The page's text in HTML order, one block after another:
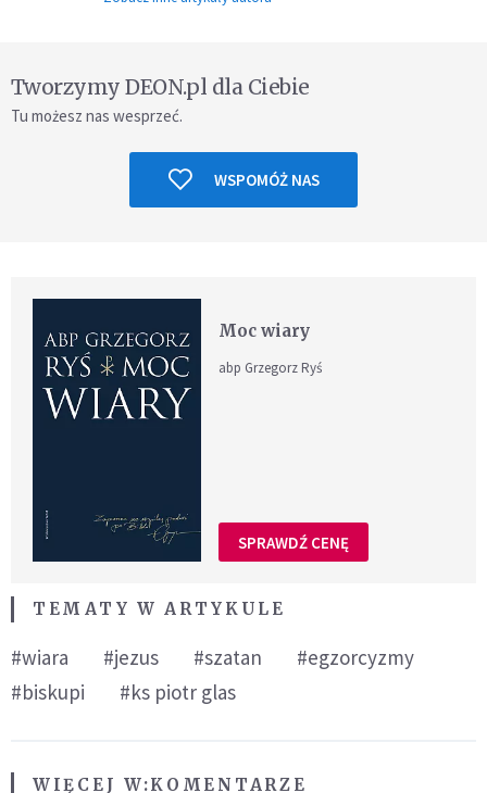
Tworzymy DEON.pl dla Ciebie
Tu możesz nas wesprzeć.
WSPOMÓŻ NAS
Moc wiary
abp Grzegorz Ryś
SPRAWDŹ CENĘ
TEMATY W ARTYKULE
#wiara #jezus #szatan
#egzorcyzmy
#biskupi
#ks piotr glas
WIĘCEJ W:KOMENTARZE